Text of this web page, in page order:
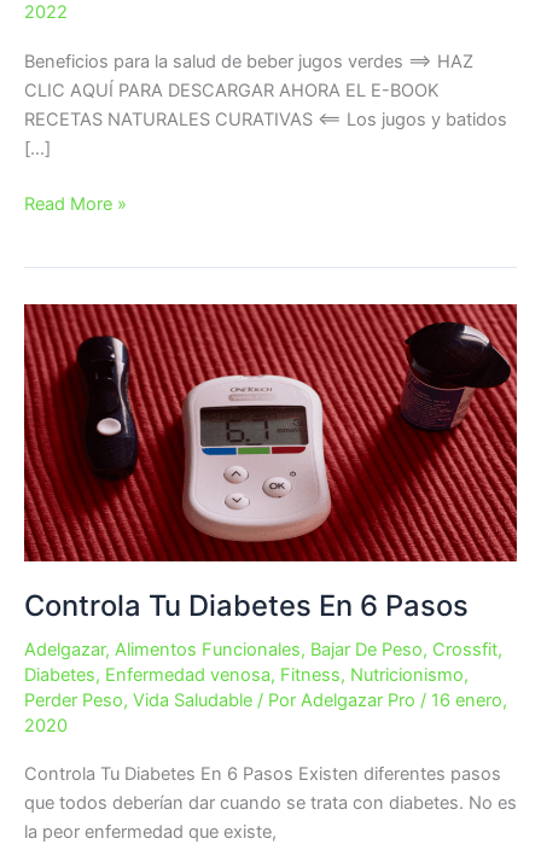
2022
Beneficios para la salud de beber jugos verdes ==> HAZ
CLIC AQUÍ PARA DESCARGAR AHORA EL E-BOOK
RECETAS NATURALES CURATIVAS <== Los jugos y batidos
[…]
Beneficios
de
beber
jugos
verdes
Read More »
Controla Tu Diabetes En 6 Pasos
Adelgazar, Alimentos Funcionales, Bajar De Peso, Crossfit,
Diabetes, Enfermedad venosa, Fitness, Nutricionismo,
Perder Peso, Vida Saludable / Por Adelgazar Pro / 16 enero,
2020
Controla Tu Diabetes En 6 Pasos Existen diferentes pasos
que todos deberían dar cuando se trata con diabetes. No es
la peor enfermedad que existe,